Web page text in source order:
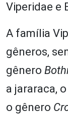
Viperidae e
A família
gêneros,
gênero
a jararaca,
o gênero